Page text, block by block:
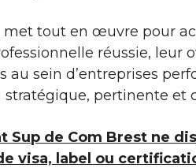
met tout en œuvre pour
réussie, leur
au sein d’entreprises
pertinente et
Sup de Com Brest ne
visa, label ou